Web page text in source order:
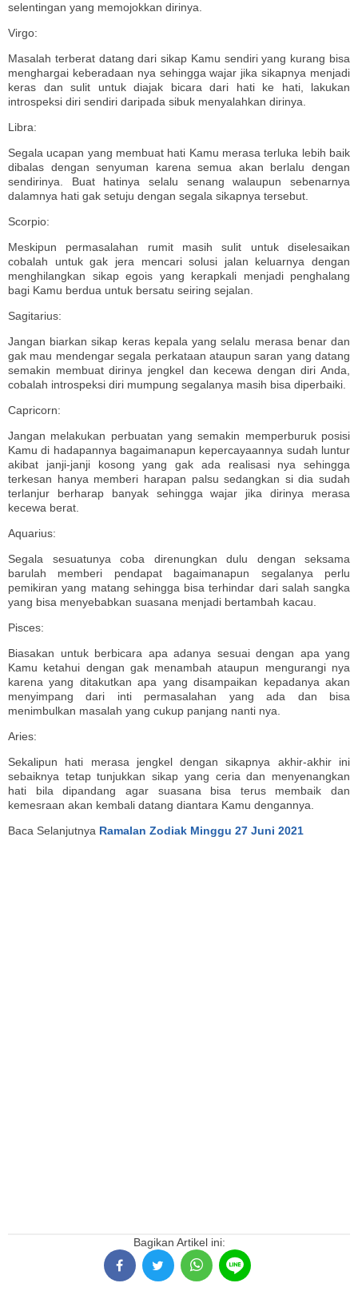
selentingan yang memojokkan dirinya.
Virgo:
Masalah terberat datang dari sikap Kamu sendiri yang kurang bisa
menghargai keberadaan nya sehingga wajar jika sikapnya menjadi
keras dan sulit untuk diajak bicara dari hati ke hati, lakukan
introspeksi diri sendiri daripada sibuk menyalahkan dirinya.
Libra:
Segala ucapan yang membuat hati Kamu merasa terluka lebih baik
dibalas dengan senyuman karena semua akan berlalu dengan
sendirinya. Buat hatinya selalu senang walaupun sebenarnya
dalamnya hati gak setuju dengan segala sikapnya tersebut.
Scorpio:
Meskipun permasalahan rumit masih sulit untuk diselesaikan
cobalah untuk gak jera mencari solusi jalan keluarnya dengan
menghilangkan sikap egois yang kerapkali menjadi penghalang
bagi Kamu berdua untuk bersatu seiring sejalan.
Sagitarius:
Jangan biarkan sikap keras kepala yang selalu merasa benar dan
gak mau mendengar segala perkataan ataupun saran yang datang
semakin membuat dirinya jengkel dan kecewa dengan diri Anda,
cobalah introspeksi diri mumpung segalanya masih bisa diperbaiki.
Capricorn:
Jangan melakukan perbuatan yang semakin memperburuk posisi
Kamu di hadapannya bagaimanapun kepercayaannya sudah luntur
akibat janji-janji kosong yang gak ada realisasi nya sehingga
terkesan hanya memberi harapan palsu sedangkan si dia sudah
terlanjur berharap banyak sehingga wajar jika dirinya merasa
kecewa berat.
Aquarius:
Segala sesuatunya coba direnungkan dulu dengan seksama
barulah memberi pendapat bagaimanapun segalanya perlu
pemikiran yang matang sehingga bisa terhindar dari salah sangka
yang bisa menyebabkan suasana menjadi bertambah kacau.
Pisces:
Biasakan untuk berbicara apa adanya sesuai dengan apa yang
Kamu ketahui dengan gak menambah ataupun mengurangi nya
karena yang ditakutkan apa yang disampaikan kepadanya akan
menyimpang dari inti permasalahan yang ada dan bisa
menimbulkan masalah yang cukup panjang nanti nya.
Aries:
Sekalipun hati merasa jengkel dengan sikapnya akhir-akhir ini
sebaiknya tetap tunjukkan sikap yang ceria dan menyenangkan
hati bila dipandang agar suasana bisa terus membaik dan
kemesraan akan kembali datang diantara Kamu dengannya.
Baca Selanjutnya Ramalan Zodiak Minggu 27 Juni 2021
Bagikan Artikel ini: